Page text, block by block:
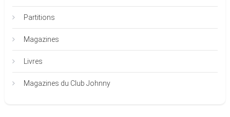
Partitions
Magazines
Livres
Magazines du Club Johnny